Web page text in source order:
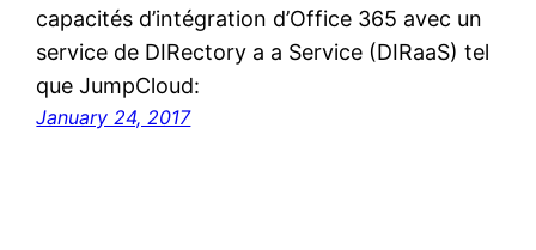
capacités d’intégration d’Office 365 avec un
service de DIRectory a a Service (DIRaaS) tel
que JumpCloud:
January 24, 2017